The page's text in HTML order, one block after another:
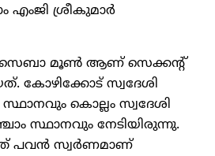
എംജി ശ്രീകുമാര്‍
സെബാ മൂണ്‍ ആണ് സെക്കന്റ്
കോഴിക്കോട് സ്വദേശി
കൊല്ലം സ്വദേശി
സ്ഥാനവും നേടിയിരുന്നു.
പവന്‍ സ്വര്‍ണമാണ്